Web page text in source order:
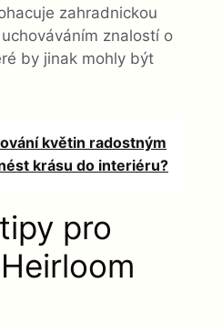
zahradnickou
znalostí o
by jinak mohly být
květin radostným
krásu do interiéru?
pro